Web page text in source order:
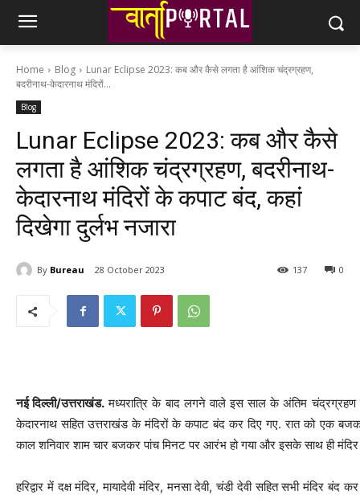
Home Blog
Lunar Eclipse 2023: कब और कैसे लगता है आंशिक चंद्रग्रहण,
बदरीनाथ-केदारनाथ मंदिरों...
Blog
Lunar Eclipse 2023: कब और कैसे
लगता है आंशिक चंद्रग्रहण, बदरीनाथ-
केदारनाथ मंदिरों के कपाट बंद, कहां
दिखेगा दुर्लभ नजारा
By Bureau 28 October 2023 0
137
नई दिल्ली/उत्तराखंड. मध्यरात्रि के बाद लगने वाले इस साल के अंतिम
केदारनाथ सहित उत्तराखंड के मंदिरों के कपाट बंद कर दिए गए. रात को एक
काल शनिवार शाम चार बजकर पांच मिनट पर आरंभ हो गया और इसके साथ ही
हरिद्वार में दक्ष मंदिर, मायादेवी मंदिर, मनसा देवी, चंडी देवी सहित सभी मंदिर बंद